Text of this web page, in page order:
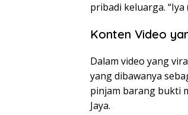
pribadi keluarga.
Konten Video
Dalam video yang
yang dibawanya
pinjam barang bukti
Jaya.